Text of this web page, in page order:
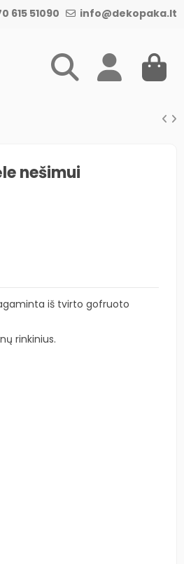
615 51090 info@dekopaka.lt
nešimui
iš tvirto gofruoto
rinkinius.